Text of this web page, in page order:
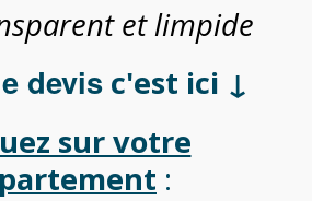
et limpide
devis c'est ici ↓
sur votre
: